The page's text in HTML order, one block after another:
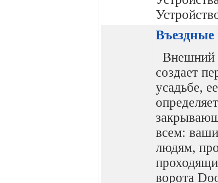
Въездные
Внешний
создает
усадьбе,
всем:
людям,
ворота